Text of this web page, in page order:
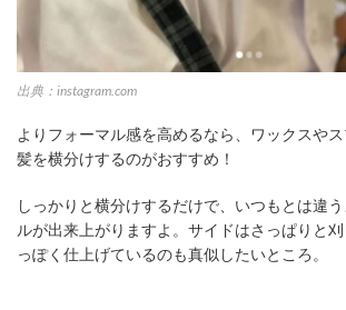
出典：instagram.com
よりフォーマル感を高めるなら、ワックスや
髪を横分けするのがおすすめ！
しっかりと横分けするだけで、いつもとは違
ルが出来上がりますよ。サイドはさっぱりと
っぽく仕上げているのも真似したいところ。